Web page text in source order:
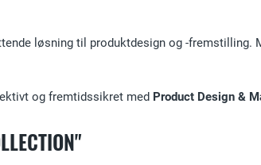
løsning til produktdesign og -fremstilling.
og fremtidssikret med Product Design &